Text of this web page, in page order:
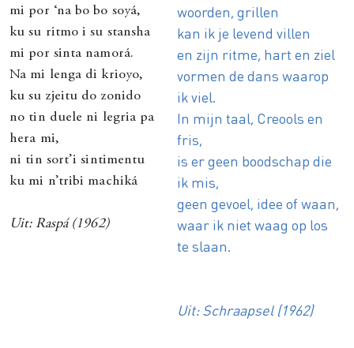
mi por ‘na bo bo soyá,
ku su ritmo i su stansha
mi por sinta namorá.
Na mi lenga di krioyo,
ku su zjeitu do zonido
no tin duele ni legria pa
hera mi,
ni tin sort’i sintimentu
ku mi n’tribi machiká
Uit: Raspá (1962)
woorden, grillen
kan ik je levend villen
en zijn ritme, hart en ziel
vormen de dans waarop
ik viel.
In mijn taal, Creools en
fris,
is er geen boodschap die
ik mis,
geen gevoel, idee of waan,
waar ik niet waag op los
te slaan.
Uit: Schraapsel (1962)